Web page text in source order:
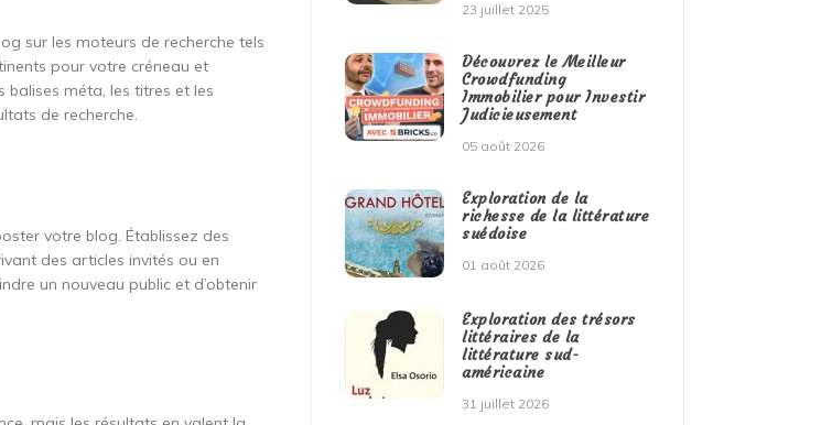
sur les moteurs de recherche tels
pour votre créneau et
méta, les titres et les
de recherche.
votre blog. Établissez des
des articles invités ou en
un nouveau public et d’obtenir
23 juillet 2025
Découvrez le Meilleur
Crowdfunding
Immobilier pour Investir
Judicieusement
05 août 2026
Exploration de la
richesse de la littérature
suédoise
01 août 2026
Exploration des trésors
littéraires de la
littérature sud-
américaine
31 juillet 2026